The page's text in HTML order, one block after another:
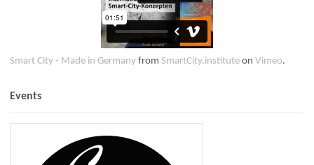
Smart City - Made in Germany from SmartCity.institute on Vimeo.
Events